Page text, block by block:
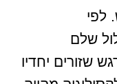
לפי
שלם
שזורים יחדיו